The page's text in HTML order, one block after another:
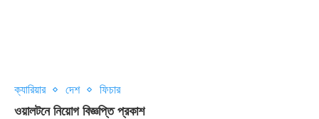
ক্যারিয়ার দেশ ফিচার
ওয়ালটনে নিয়োগ বিজ্ঞপ্তি প্রকাশ